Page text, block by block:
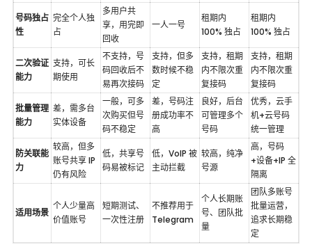
号码独占
性
完全个人独
占
多用户共
享，用完即
回收
一人一号
租期内
100% 独占
租期内
100% 独占
二次验证
能力
支持，可长
期使用
不支持，号
码回收后不
易再次接码
支持，但多
数时候不稳
定
支持，租期
内不限次重
复接码
支持，租期
内不限次重
复接码
批量管理
能力
差，需多台
实体设备
一般，可多
次购买但号
码不稳定
差，号码注
册成功率不
高
良好，后台
可管理多个
号码
优秀，云手
机+云号码
统一管理
防关联能
力
较高，但多
账号共享 IP
仍有风险
低，共享号
码易被标记
低，VoIP 被
主动拦截
较高，纯净
号源
高，号码
+设备+IP 全
隔离
适用场景
个人少量高
价值账号
短期测试、
一次性注册
不推荐用于
Telegram
个人长期账
号、团队批
量
团队多账号
批量运营，
追求长期稳
定